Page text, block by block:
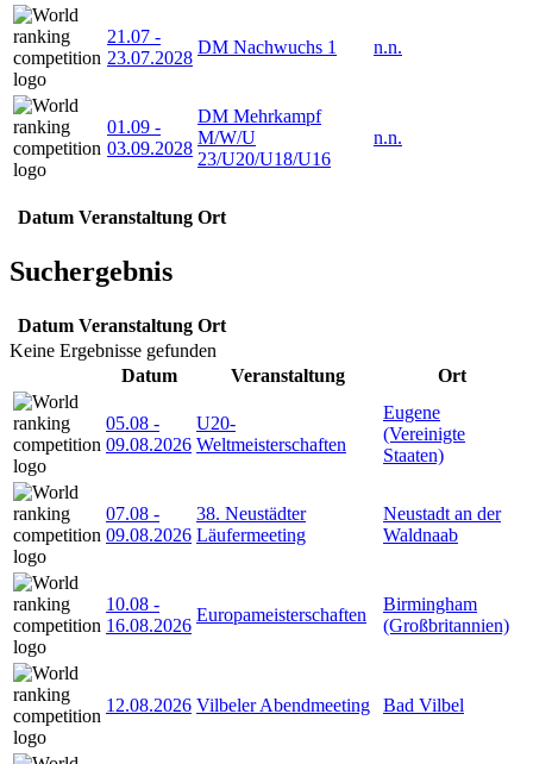
21.07 -
23.07.2028
DM Nachwuchs 1 n.n.
01.09 -
03.09.2028
DM Mehrkampf
M/W/U
23/U20/U18/U16
n.n.
Datum Veranstaltung Ort
Suchergebnis
Datum Veranstaltung Ort
Keine Ergebnisse gefunden
Datum
Veranstaltung Ort
05.08 -
09.08.2026
U20-
Weltmeisterschaften
Eugene
(Vereinigte
Staaten)
07.08 -
09.08.2026
38. Neustädter
Läufermeeting
Neustadt an der
Waldnaab
10.08 -
16.08.2026
Europameisterschaften
Birmingham
(Großbritannien)
12.08.2026 Vilbeler Abendmeeting Bad Vilbel